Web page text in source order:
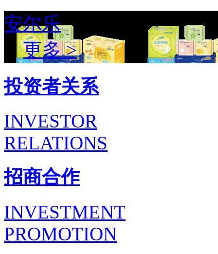
安尔乐
更多 >
投资者关系
INVESTOR
RELATIONS
招商合作
INVESTMENT
PROMOTION